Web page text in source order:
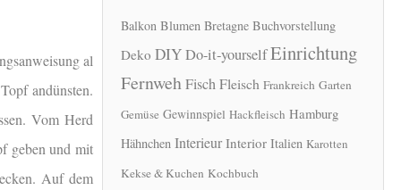
al
andünsten.
Vom Herd
geben und mit
Auf dem
Balkon Blumen Bretagne Buchvorstellung
Deko DIYDo-it-yourselfEinrichtung
FernwehFischFleisch Frankreich Garten
Gemüse Gewinnspiel Hackfleisch Hamburg
Hähnchen Interieur Interior Italien Karotten
Kekse & Kuchen Kochbuch